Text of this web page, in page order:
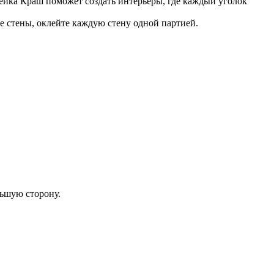
стены, оклейте каждую стену одной партией.
сторону.